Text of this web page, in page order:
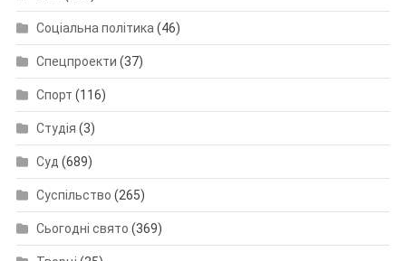
Соціальна політика (46)
Спецпроекти (37)
Спорт (116)
Студія (3)
Суд (689)
Суспільство (265)
Сьогодні свято (369)